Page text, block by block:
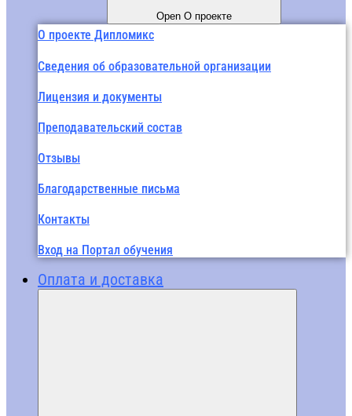
Open О проекте
О проекте Дипломикс
Сведения об образовательной организации
Лицензия и документы
Преподавательский состав
Отзывы
Благодарственные письма
Контакты
Вход на Портал обучения
Оплата и доставка